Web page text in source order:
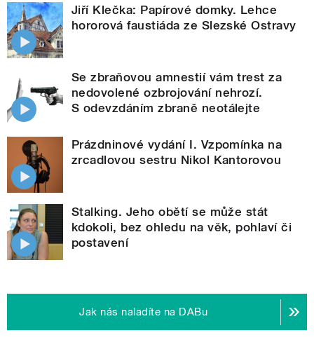
Jiří Klečka: Papírové domky. Lehce
hororová faustiáda ze Slezské Ostravy
Se zbraňovou amnestií vám trest za
nedovolené ozbrojování nehrozí.
S odevzdáním zbraně neotálejte
Prázdninové vydání I. Vzpomínka na
zrcadlovou sestru Nikol Kantorovou
Stalking. Jeho obětí se může stát
kdokoli, bez ohledu na věk, pohlaví či
postavení
Jak nás naladíte na DABu